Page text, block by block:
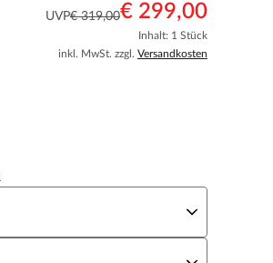
UVP€ 319,00€ 299,00
Inhalt: 1 Stück
inkl. MwSt. zzgl. Versandkosten